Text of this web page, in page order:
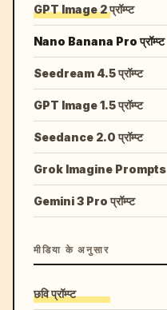
GPT Image 2 प्रॉम्प्ट
Nano Banana Pro प्रॉम्प्ट
Seedream 4.5 प्रॉम्प्ट
GPT Image 1.5 प्रॉम्प्ट
Seedance 2.0 प्रॉम्प्ट
Grok Imagine Prompts
Gemini 3 Pro प्रॉम्प्ट
मीडिया के अनुसार
छवि प्रॉम्प्ट